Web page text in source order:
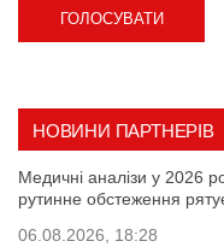
НОВИНИ ПАРТНЕРІВ
Медичні аналізи у 2026
рутинне обстеження
06.08.2026, 18:28